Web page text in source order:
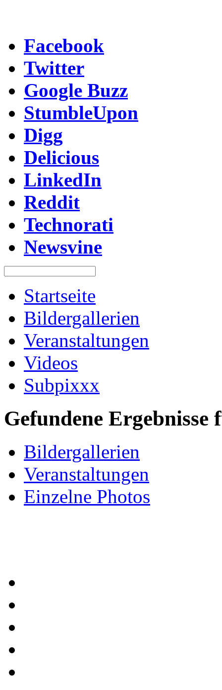
Facebook
Twitter
Google Buzz
StumbleUpon
Digg
Delicious
LinkedIn
Reddit
Technorati
Newsvine
Startseite
Bildergallerien
Veranstaltungen
Videos
Subpixxx
Gefundene
Bildergallerien
Veranstaltungen
Einzelne Photos